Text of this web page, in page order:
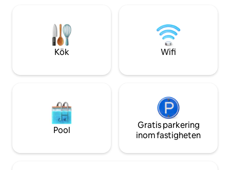
övervåningen. Du kommer att höra
fotspår på övervåningen men vi är
mycket respektfulla när vi har gäster.
**INGA FESTER eller andra gäster tillåtna
Kök Wifi
Pool
Gratis parkering
inom fastigheten